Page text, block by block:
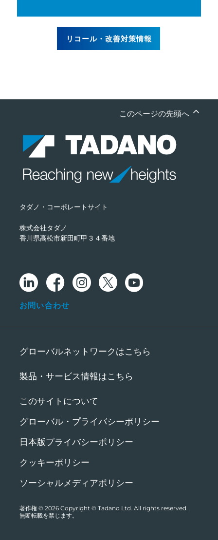
リコール・改善対策情報
このページの先頭へ
タダノ・コーポレートサイト
株式会社タダノ
香川県高松市新田町甲３４番地
お問い合わせ
グローバルネットワークはこちら
製品・サービス情報はこちら
このサイトについて
グローバル・プライバシーポリシー
日本版プライバシーポリシー
クッキーポリシー
ソーシャルメディアポリシー
著作権 © 2026 Copyright © Tadano Ltd. All rights reserved. .
無断転載を禁じます。